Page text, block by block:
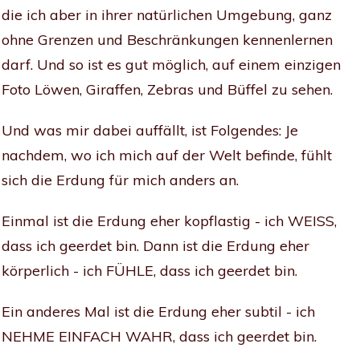
die ich aber in ihrer natürlichen Umgebung, ganz
ohne Grenzen und Beschränkungen kennenlernen
darf. Und so ist es gut möglich, auf einem einzigen
Foto Löwen, Giraffen, Zebras und Büffel zu sehen.
Und was mir dabei auffällt, ist Folgendes: Je
nachdem, wo ich mich auf der Welt befinde, fühlt
sich die Erdung für mich anders an.
Einmal ist die Erdung eher kopflastig - ich WEISS,
dass ich geerdet bin. Dann ist die Erdung eher
körperlich - ich FÜHLE, dass ich geerdet bin.
Ein anderes Mal ist die Erdung eher subtil - ich
NEHME EINFACH WAHR, dass ich geerdet bin.